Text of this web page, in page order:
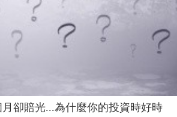
月卻賠光...為什麼你的投資時好時